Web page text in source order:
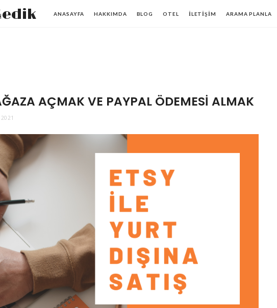
ANASAYFA HAKKIMDA BLOG OTEL İLETIŞIM ARAMA PLANLA
AÇMAK VE PAYPAL ÖDEMESI ALMAK